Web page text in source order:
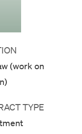
(work on
TYPE